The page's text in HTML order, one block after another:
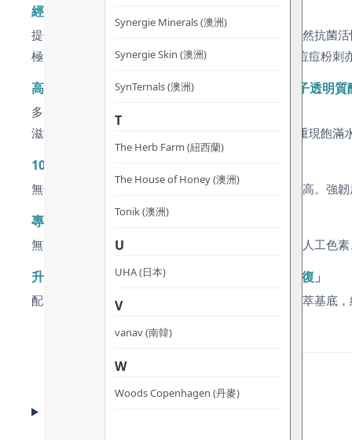
Synergie Minerals (澳洲)
Synergie Skin (澳洲)
SynTernals (澳洲)
T
The Herb Farm (紐西蘭)
The House of Honey (澳洲)
Tonik (澳洲)
U
UHA (日本)
V
vanav (南韓)
W
Woods Copenhagen (丹麥)
經典冰感舒緩植萃基底 — 有機薄荷水
提供瞬間冰涼感，即時降溫舒緩；薄荷精油本身具天然抗菌
極速降溫 — 即時舒緩刺激泛紅、受熱躁動肌膚；對痘痘粉刺
高濃度有機蘆薈基底 + 大馬士革玫瑰花水 + 高分子透明質
多元水潤、抓水、調理協同，補水濃度足。
滋潤修復 — 瞬間為肌膚深層解渴，擊退乾燥緊繃，重現飽滿
100% 無漂染有機義大利棉
無氯漂白、無染色，可生物降解；極致純淨、貼合度高。強
專利真空滅菌包裝 + 100% 天然純素配方
無菌無污染環境下生產封存，無需化學防腐劑；不含人工色
升級升等 — 從基礎「舒敏補水」進化至「鎮靜修復」
配方加入兩大尖端生技活性，並維持原有皇牌冰感植萃基底